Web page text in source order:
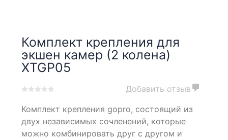
Комплект крепления для
экшен камер (2 колена)
XTGP05
out
based
on
Добавить отзыв
Комплект крепления gopro, состоящий из
двух независимых сочленений, которые
можно комбинировать друг с другом и